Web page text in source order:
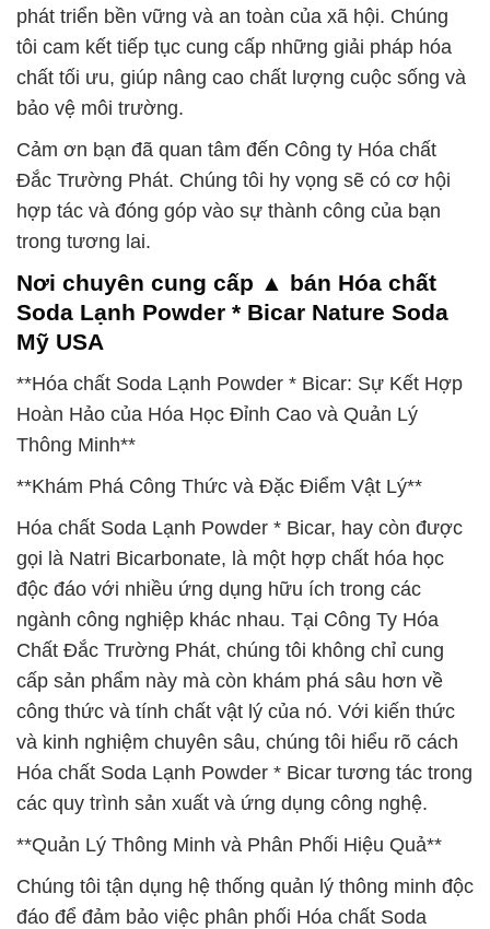
phát triển bền vững và an toàn của xã hội. Chúng
tôi cam kết tiếp tục cung cấp những giải pháp hóa
chất tối ưu, giúp nâng cao chất lượng cuộc sống và
bảo vệ môi trường.
Cảm ơn bạn đã quan tâm đến Công ty Hóa chất
Đắc Trường Phát. Chúng tôi hy vọng sẽ có cơ hội
hợp tác và đóng góp vào sự thành công của bạn
trong tương lai.
Nơi chuyên cung cấp ▲ bán Hóa chất
Soda Lạnh Powder * Bicar Nature Soda
Mỹ USA
**Hóa chất Soda Lạnh Powder * Bicar: Sự Kết Hợp
Hoàn Hảo của Hóa Học Đỉnh Cao và Quản Lý
Thông Minh**
**Khám Phá Công Thức và Đặc Điểm Vật Lý**
Hóa chất Soda Lạnh Powder * Bicar, hay còn được
gọi là Natri Bicarbonate, là một hợp chất hóa học
độc đáo với nhiều ứng dụng hữu ích trong các
ngành công nghiệp khác nhau. Tại Công Ty Hóa
Chất Đắc Trường Phát, chúng tôi không chỉ cung
cấp sản phẩm này mà còn khám phá sâu hơn về
công thức và tính chất vật lý của nó. Với kiến thức
và kinh nghiệm chuyên sâu, chúng tôi hiểu rõ cách
Hóa chất Soda Lạnh Powder * Bicar tương tác trong
các quy trình sản xuất và ứng dụng công nghệ.
**Quản Lý Thông Minh và Phân Phối Hiệu Quả**
Chúng tôi tận dụng hệ thống quản lý thông minh độc
đáo để đảm bảo việc phân phối Hóa chất Soda